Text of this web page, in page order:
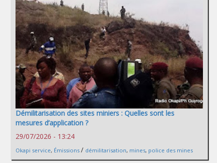
Démilitarisation des sites miniers : Quelles sont les
mesures d’application ?
29/07/2026 - 13:24
Okapi service, Émissions / démilitarisation, mines, police des mines